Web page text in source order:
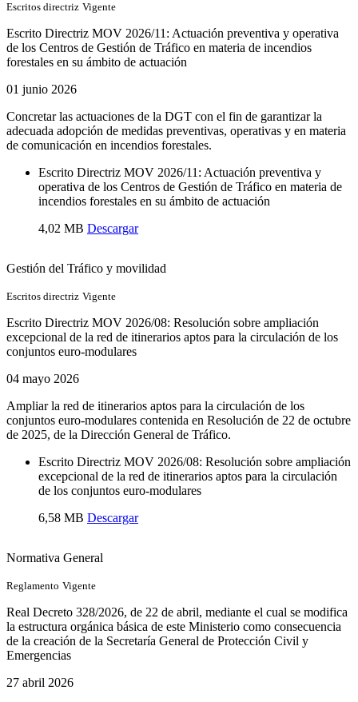
Escritos directriz Vigente
Escrito Directriz MOV 2026/11: Actuación preventiva y operativa
de los Centros de Gestión de Tráfico en materia de incendios
forestales en su ámbito de actuación
01 junio 2026
Concretar las actuaciones de la DGT con el fin de garantizar la
adecuada adopción de medidas preventivas, operativas y en materia
de comunicación en incendios forestales.
Escrito Directriz MOV 2026/11: Actuación preventiva y
operativa de los Centros de Gestión de Tráfico en materia de
incendios forestales en su ámbito de actuación
4,02 MB Descargar
Gestión del Tráfico y movilidad
Escritos directriz Vigente
Escrito Directriz MOV 2026/08: Resolución sobre ampliación
excepcional de la red de itinerarios aptos para la circulación de los
conjuntos euro-modulares
04 mayo 2026
Ampliar la red de itinerarios aptos para la circulación de los
conjuntos euro-modulares contenida en Resolución de 22 de octubre
de 2025, de la Dirección General de Tráfico.
Escrito Directriz MOV 2026/08: Resolución sobre ampliación
excepcional de la red de itinerarios aptos para la circulación
de los conjuntos euro-modulares
6,58 MB Descargar
Normativa General
Reglamento Vigente
Real Decreto 328/2026, de 22 de abril, mediante el cual se modifica
la estructura orgánica básica de este Ministerio como consecuencia
de la creación de la Secretaría General de Protección Civil y
Emergencias
27 abril 2026